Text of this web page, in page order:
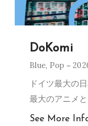
DoKomi
Blue, Pop
ドイツ最大の
最大のアニメ
See More